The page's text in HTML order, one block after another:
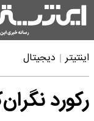
اینتیتر دیجیتال
رکورد